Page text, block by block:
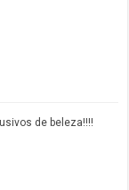
de beleza!!!!